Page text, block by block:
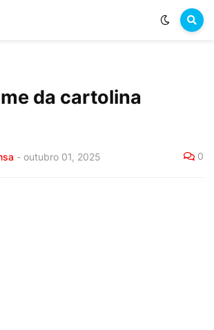
da cartolina
- outubro 01, 2025 0